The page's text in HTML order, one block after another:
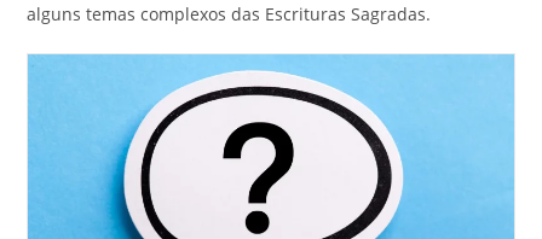
alguns temas complexos das Escrituras Sagradas.